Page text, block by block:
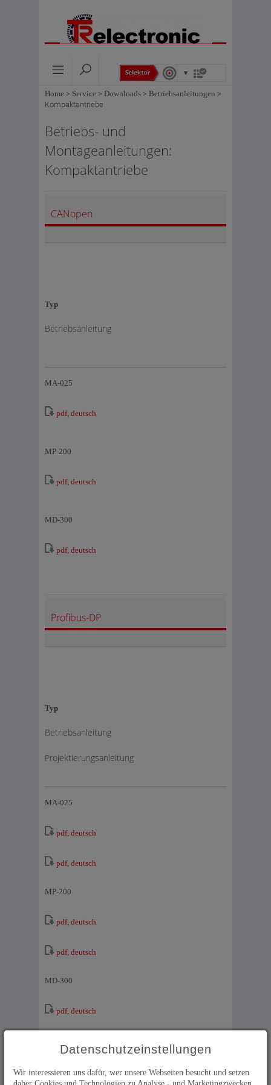
Home > Service > Downloads > Betriebsanleitungen >
Kompaktantriebe
Betriebs- und
Montageanleitungen:
Kompaktantriebe
CANopen
Typ
Betriebsanleitung
MA-025
pdf, deutsch
MP-200
pdf, deutsch
MD-300
pdf, deutsch
Profibus-DP
Typ
Betriebsanleitung
Projektierungsanleitung
MA-025
pdf, deutsch
pdf, deutsch
MP-200
pdf, deutsch
pdf, deutsch
MD-300
pdf, deutsch
Datenschutzeinstellungen
Wir interessieren uns dafür, wer unsere Webseiten besucht und setzen
daher Cookies und Technologien zu Analyse - und Marketingzwecken